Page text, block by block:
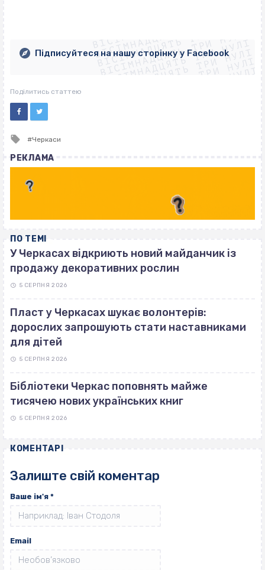
ВІСІМНАДЦЯТЬ ТРИ НУЛІ
ВІСІМНАДЦЯТЬ ТРИ НУЛІ
ВІСІМНАДЦЯТЬ ТРИ НУЛІ
ВІСІМНАДЦЯТЬ ТРИ НУЛІ
ВІСІМНАДЦЯТЬ ТРИ НУЛІ
ВІСІМНАДЦЯТЬ ТРИ НУЛІ
ВІСІМНАДЦЯТЬ ТРИ НУЛІ
ВІСІМНАДЦЯТЬ ТРИ НУЛІ
Підписуйтеся на нашу сторінку у Facebook
Поділитись статтею
Tagged
Черкаси
РЕКЛАМА
ПО ТЕМІ
У Черкасах відкриють новий майданчик із
продажу декоративних рослин
5 СЕРПНЯ 2026
Пласт у Черкасах шукає волонтерів:
дорослих запрошують стати наставниками
для дітей
5 СЕРПНЯ 2026
Бібліотеки Черкас поповнять майже
тисячею нових українських книг
5 СЕРПНЯ 2026
КОМЕНТАРІ
Залиште свій коментар
Ваше ім'я *
Email